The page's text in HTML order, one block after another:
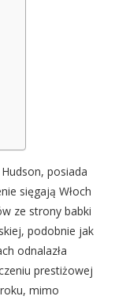
posiada
sięgają Włoch
ze strony babki
podobnie jak
odnalazła
prestiżowej
mimo